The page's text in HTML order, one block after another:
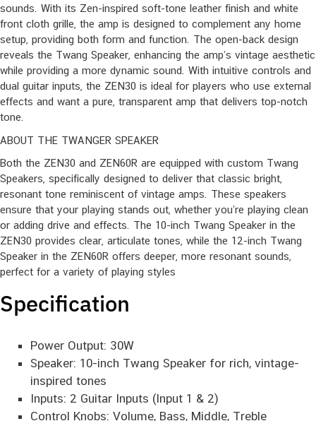
sounds. With its Zen-inspired soft-tone leather finish and white
front cloth grille, the amp is designed to complement any home
setup, providing both form and function. The open-back design
reveals the Twang Speaker, enhancing the amp’s vintage aesthetic
while providing a more dynamic sound. With intuitive controls and
dual guitar inputs, the ZEN30 is ideal for players who use external
effects and want a pure, transparent amp that delivers top-notch
tone.
ABOUT THE TWANGER SPEAKER
Both the ZEN30 and ZEN60R are equipped with custom Twang
Speakers, specifically designed to deliver that classic bright,
resonant tone reminiscent of vintage amps. These speakers
ensure that your playing stands out, whether you’re playing clean
or adding drive and effects. The 10-inch Twang Speaker in the
ZEN30 provides clear, articulate tones, while the 12-inch Twang
Speaker in the ZEN60R offers deeper, more resonant sounds,
perfect for a variety of playing styles
Specification
Power Output: 30W
Speaker: 10-inch Twang Speaker for rich, vintage-
inspired tones
Inputs: 2 Guitar Inputs (Input 1 & 2)
Control Knobs: Volume, Bass, Middle, Treble